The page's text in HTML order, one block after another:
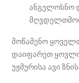
ანგელოსნო
მოწამენო
დაიფარეთ
უჟმურისა ავი